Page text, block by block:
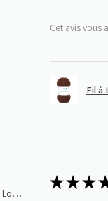
Cet avis vous
Fil à
Saint-Thégonnec Loc-Eguiner, E
★★★